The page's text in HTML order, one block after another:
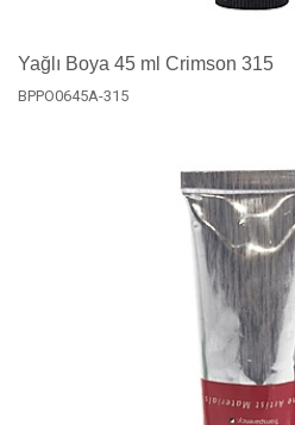
Yağlı Boya 45 ml Crimson 315
BPPO0645A-315